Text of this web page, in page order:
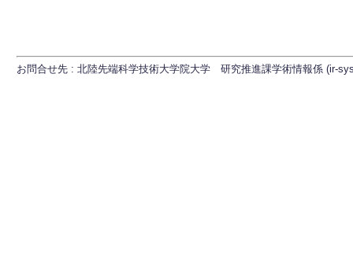
お問合せ先 : 北陸先端科学技術大学院大学 研究推進課学術情報係 (ir-